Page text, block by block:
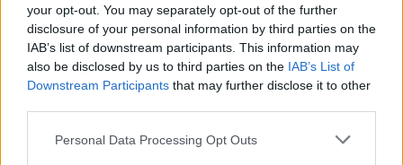
your opt-out. You may separately opt-out of the further
disclosure of your personal information by third parties on the
IAB’s list of downstream participants. This information may
also be disclosed by us to third parties on the IAB’s List of
Downstream Participants that may further disclose it to other
Please note that this website/app uses one or more Google
Personal Data Processing Opt Outs
Ez az öt kategória volt a versenyprogramban,
tehát 100 százalékos eredménnyel térhetnek
haza a készítők, annak ellenére, hogy a nyolc
filmből álló szekció hét másik alkotása egytől
egyig vagy amerikai vagy ausztrál produkció
volt, olyan nevekkel, mint Simon Pegg, Lukas